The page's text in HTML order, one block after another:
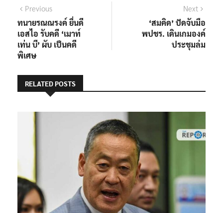
แนะแนว
เรื่อง
PreviousPrevious
post:
ทนายรณณรงค์ ยื่นดี
เอสไอ รับคดี ‘เมาท์
เท่น บี’ ผับ เป็นคดี
พิเศษ
Next
‘สมคิด’ ปัดจับมือ
พปชร. เดินเกมองค์
ประชุมล่ม
RELATED POSTS